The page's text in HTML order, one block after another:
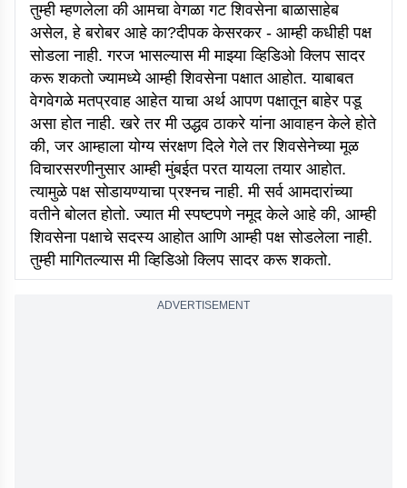
तुम्ही म्हणलेला की आमचा वेगळा गट शिवसेना बाळासाहेब
असेल, हे बरोबर आहे का?दीपक केसरकर - आम्ही कधीही पक्ष
सोडला नाही. गरज भासल्यास मी माझ्या व्हिडिओ क्लिप सादर
करू शकतो ज्यामध्ये आम्ही शिवसेना पक्षात आहोत. याबाबत
वेगवेगळे मतप्रवाह आहेत याचा अर्थ आपण पक्षातून बाहेर पडू
असा होत नाही. खरे तर मी उद्धव ठाकरे यांना आवाहन केले होते
की, जर आम्हाला योग्य संरक्षण दिले गेले तर शिवसेनेच्या मूळ
विचारसरणीनुसार आम्ही मुंबईत परत यायला तयार आहोत.
त्यामुळे पक्ष सोडायण्याचा प्रश्नच नाही. मी सर्व आमदारांच्या
वतीने बोलत होतो. ज्यात मी स्पष्टपणे नमूद केले आहे की, आम्ही
शिवसेना पक्षाचे सदस्य आहोत आणि आम्ही पक्ष सोडलेला नाही.
तुम्ही मागितल्यास मी व्हिडिओ क्लिप सादर करू शकतो.
ADVERTISEMENT